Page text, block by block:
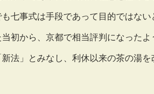
七事式は手段であって目的ではない
初から、京都で相当評判になった
法」とみなし、利休以来の茶の湯